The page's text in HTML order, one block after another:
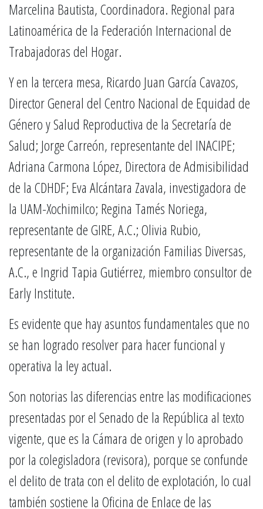
Marcelina Bautista, Coordinadora. Regional para
Latinoamérica de la Federación Internacional de
Trabajadoras del Hogar.
Y en la tercera mesa, Ricardo Juan García Cavazos,
Director General del Centro Nacional de Equidad de
Género y Salud Reproductiva de la Secretaría de
Salud; Jorge Carreón, representante del INACIPE;
Adriana Carmona López, Directora de Admisibilidad
de la CDHDF; Eva Alcántara Zavala, investigadora de
la UAM-Xochimilco; Regina Tamés Noriega,
representante de GIRE, A.C.; Olivia Rubio,
representante de la organización Familias Diversas,
A.C., e Ingrid Tapia Gutiérrez, miembro consultor de
Early Institute.
Es evidente que hay asuntos fundamentales que no
se han logrado resolver para hacer funcional y
operativa la ley actual.
Son notorias las diferencias entre las modificaciones
presentadas por el Senado de la República al texto
vigente, que es la Cámara de origen y lo aprobado
por la colegisladora (revisora), porque se confunde
el delito de trata con el delito de explotación, lo cual
también sostiene la Oficina de Enlace de las